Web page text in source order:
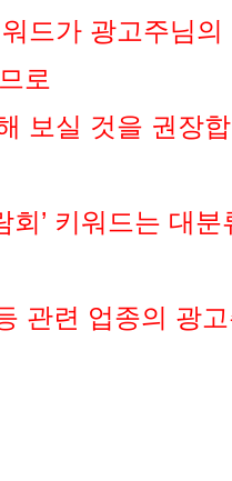
드가 광고주님의
로
보실 것을 권장
’ 키워드는 대분
업종의 광고주